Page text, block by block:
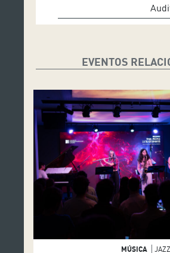
EVENTOS
MÚSICA
JAZZ